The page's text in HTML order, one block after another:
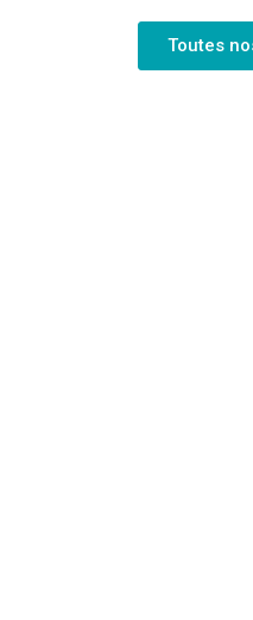
Toutes